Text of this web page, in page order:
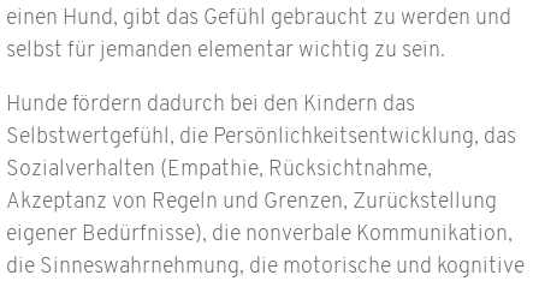
einen Hund, gibt das Gefühl gebraucht zu werden und
selbst für jemanden elementar wichtig zu sein.
Hunde fördern dadurch bei den Kindern das
Selbstwertgefühl, die Persönlichkeitsentwicklung, das
Sozialverhalten (Empathie, Rücksichtnahme,
Akzeptanz von Regeln und Grenzen, Zurückstellung
eigener Bedürfnisse), die nonverbale Kommunikation,
die Sinneswahrnehmung, die motorische und kognitive